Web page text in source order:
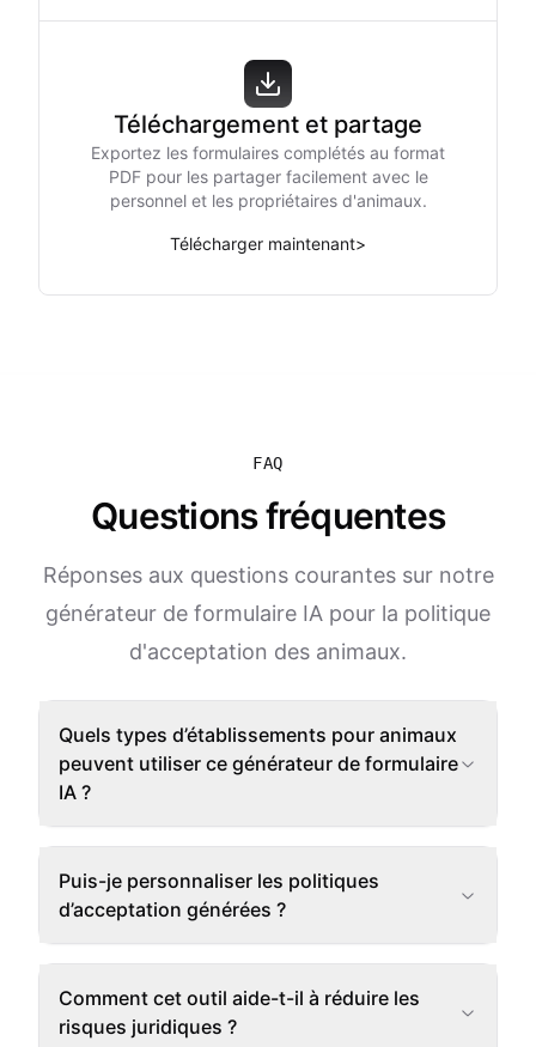
Téléchargement et partage
Exportez les formulaires complétés au format
PDF pour les partager facilement avec le
personnel et les propriétaires d'animaux.
Télécharger maintenant>
FAQ
Questions fréquentes
Réponses aux questions courantes sur notre
générateur de formulaire IA pour la politique
d'acceptation des animaux.
Quels types d’établissements pour animaux
peuvent utiliser ce générateur de formulaire
IA ?
Puis-je personnaliser les politiques
d’acceptation générées ?
Comment cet outil aide-t-il à réduire les
risques juridiques ?